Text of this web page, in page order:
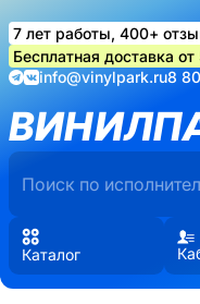
7 лет работы, 400+
Бесплатная доставка
info@vinylpark.ru8
Каталог
Реальные фото
Нажмите, чтобы